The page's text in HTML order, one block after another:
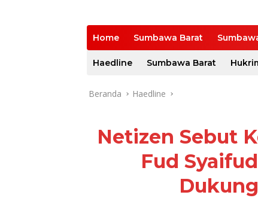
Home Sumbawa Barat
Haedline Sumbawa Barat
Beranda Haedline
Netizen Sebut
Fud